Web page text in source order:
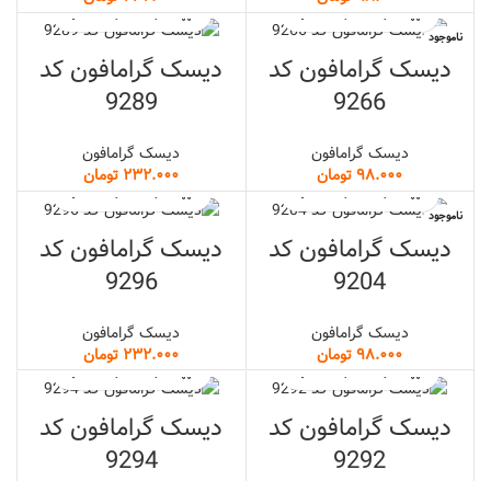
ناموجود
دیسک گرامافون کد
9266
دیسک گرامافون
تومان
دیسک گرامافون کد
9289
دیسک گرامافون
تومان
ناموجود
دیسک گرامافون کد
9204
دیسک گرامافون
تومان
دیسک گرامافون کد
9296
دیسک گرامافون
تومان
دیسک گرامافون کد
9292
دیسک گرامافون کد
9294